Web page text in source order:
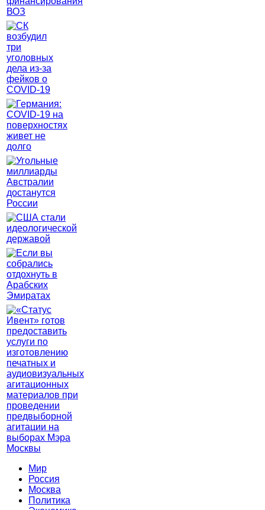
Мир
Россия
Москва
Политика